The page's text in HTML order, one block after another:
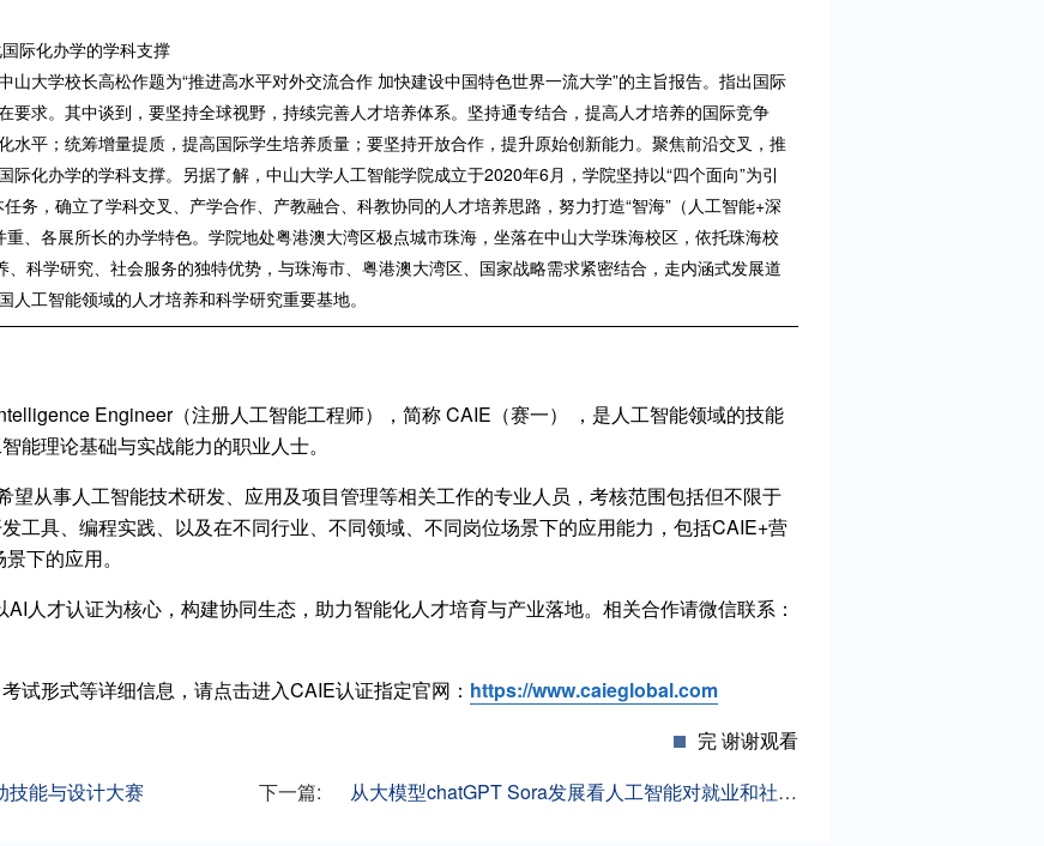
际化办学的学科支撑
大学校长高松作题为“推进高水平对外交流合作 加快建设中国特色世界一流大学”的主旨报告。指出国际
要求。其中谈到，要坚持全球视野，持续完善人才培养体系。坚持通专结合，提高人才培养的国际竞争
水平；统筹增量提质，提高国际学生培养质量；要坚持开放合作，提升原始创新能力。聚焦前沿交叉，推
际化办学的学科支撑。另据了解，中山大学人工智能学院成立于2020年6月，学院坚持以“四个面向”为引
任务，确立了学科交叉、产学合作、产教融合、科教协同的人才培养思路，努力打造“智海”（人工智能+深
重、各展所长的办学特色。学院地处粤港澳大湾区极点城市珠海，坐落在中山大学珠海校区，依托珠海校
、科学研究、社会服务的独特优势，与珠海市、粤港澳大湾区、国家战略需求紧密结合，走内涵式发展道
工智能领域的人才培养和科学研究重要基地。
Engineer（注册人工智能工程师），简称 CAIE（赛一） ，是人工智能领域的技能
能理论基础与实战能力的职业人士。
望从事人工智能技术研发、应用及项目管理等相关工作的专业人员，考核范围包括但不限于
工具、编程实践、以及在不同行业、不同领域、不同岗位场景下的应用能力，包括CAIE+营
下的应用。
人才认证为核心，构建协同生态，助力智能化人才培育与产业落地。相关合作请微信联系：
试形式等详细信息，请点击进入CAIE认证指定官网： https://www.caieglobal.com
完 谢谢观看
技能与设计大赛 下一篇: 从大模型chatGPT Sora发展看人工智能对就业和社会保障的影响
CAIE AI 助手
CAIE AI 助手 · 秒级解答认证与报考问题
你服务！关于认证等级、报考流程、企
业合作等问题都可以问我。